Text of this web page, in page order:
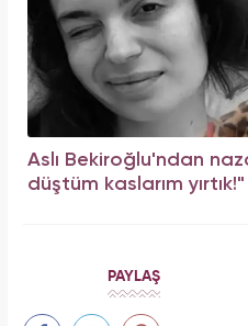
Aslı Bekiroğlu'ndan
düştüm kaslarım yırtık!"
PAYLAŞ